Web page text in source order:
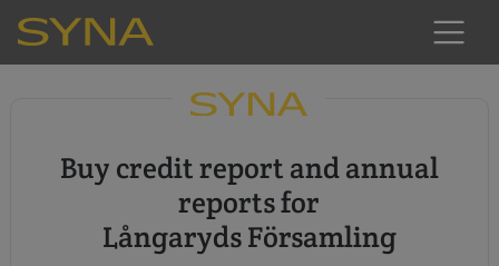
Buy credit report and annual
reports for
Långaryds Församling